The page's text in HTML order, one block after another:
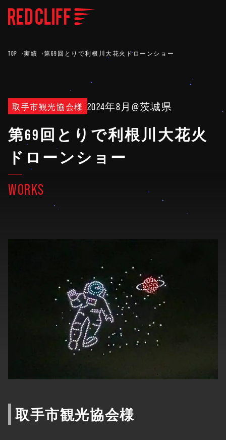
TOP 実績 第69回とりで利根川大花火ドローンショー
取手市観光協会様 2024年8月@茨城県
第69回とりで利根川大花火
ドローンショー
WORKS
取手市観光協会様